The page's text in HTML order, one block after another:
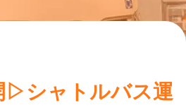
▷シャトルバス運